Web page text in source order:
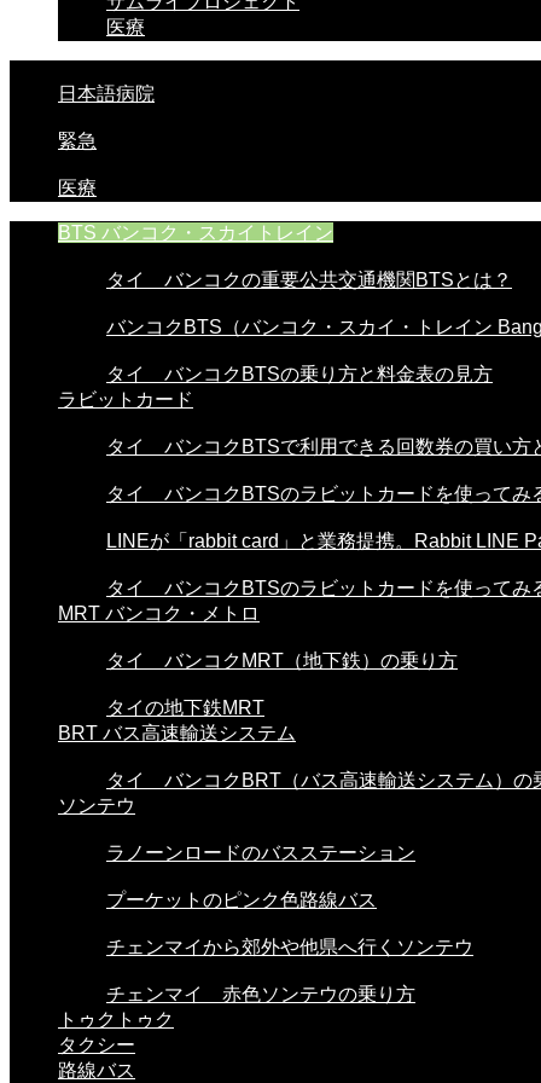
医療
日本語病院
緊急
医療
BTS バンコク・スカイトレイン
タイ バンコクの重要公共交通機関BTSとは？
バンコクBTS（バンコク・スカイ・トレイン
タイ バンコクBTSの乗り方と料金表の見方
ラビットカード
タイ バンコクBTSで利用できる回数券の買い方
タイ バンコクBTSのラビットカードを使ってみ
LINEが「rabbit card」と業務提携。Rabbit LINE
タイ バンコクBTSのラビットカードを使ってみ
MRT バンコク・メトロ
タイ バンコクMRT（地下鉄）の乗り方
タイの地下鉄MRT
BRT バス高速輸送システム
タイ バンコクBRT（バス高速輸送システム）の
ソンテウ
ラノーンロードのバスステーション
プーケットのピンク色路線バス
チェンマイから郊外や他県へ行くソンテウ
チェンマイ 赤色ソンテウの乗り方
トゥクトゥク
タクシー
路線バス